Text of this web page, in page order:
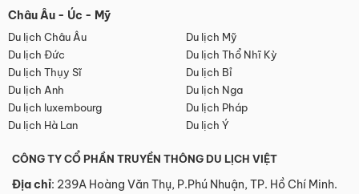
Châu Âu - Úc - Mỹ
Du lịch Châu Âu
Du lịch Mỹ
Du lịch Đức
Du lịch Thổ Nhĩ Kỳ
Du lịch Thụy Sĩ
Du lịch Bỉ
Du lịch Anh
Du lịch Nga
Du lịch luxembourg
Du lịch Pháp
Du lịch Hà Lan
Du lịch Ý
CÔNG TY CỔ PHẦN TRUYỀN THÔNG DU LỊCH VIỆT
Địa chỉ: 239A Hoàng Văn Thụ, P.Phú Nhuận, TP. Hồ Chí Minh.